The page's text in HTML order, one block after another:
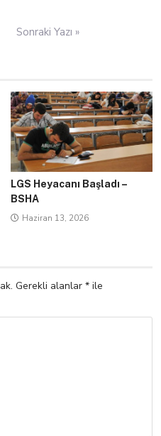
Sonraki Yazı »
LGS Heyacanı Başladı –
BSHA
Haziran 13, 2026
Gerekli alanlar * ile